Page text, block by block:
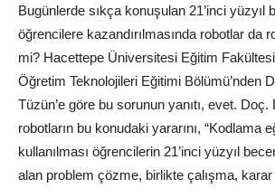
Bugünlerde sıkça konuşulan 21’inci yüzyıl
öğrencilere kazandırılmasında robotlar da
mi? Hacettepe Üniversitesi Eğitim
Öğretim Teknolojileri Eğitimi Bölümü’nden
Tüzün’e göre bu sorunun yanıtı, evet. Doç.
robotların bu konudaki yararını, “Kodlama
kullanılması öğrencilerin 21’inci yüzyıl
alan problem çözme, birlikte çalışma,